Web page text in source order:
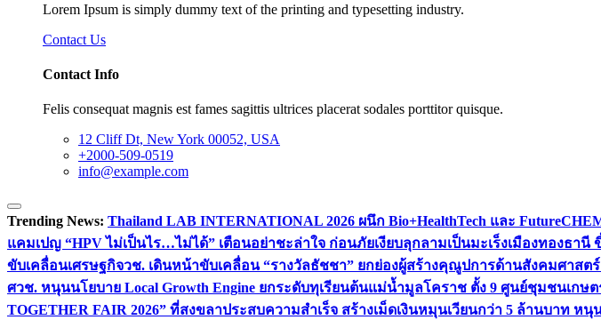
Lorem Ipsum is simply dummy text of the printing and typesetting industry.
Contact Us
Contact Info
Felis consequat magnis est fames sagittis ultrices placerat sodales porttitor quisque.
12 Cliff Dt, New York 00052, USA
+2000-509-0519
info@example.com
Trending News: Thailand LAB INTERNATIONAL 2026 ผนึก Bio+HealthTech และ
แคมเปญ “HPV ไม่เป็นไร…ไม่ได้” เตือนอย่าชะล่าใจ ก่อนภัยเงียบลุกลามเป็นมะเร็งเมืองทองธานี
ขับเคลื่อนเศรษฐกิจวช. เดินหน้าขับเคลื่อน “รางวัลธัชชา” ยกย่องผู้สร้างคุณูปการด้านสังคมศาส
ศวช. หนุนนโยบาย Local Growth Engine ยกระดับทุเรียนต้นแม่น้ำมูลโคราช ตั้ง 9 ศูนย์ชุมชนเกษ
TOGETHER FAIR 2026” ที่สงขลาประสบความสำเร็จ สร้างเม็ดเงินหมุนเวียนกว่า 5 ล้านบาท หนุ